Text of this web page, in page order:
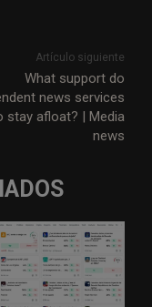
Artículo siguiente
What support do
news services
stay afloat? | Media
news